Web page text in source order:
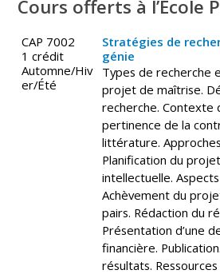
Cours offerts à l’École
CAP 7002
1 crédit
Automne/Hiv
er/Été
Stratégies de
génie
Types de recherche
projet de maîtrise.
recherche.
pertinence de la
littérature.
Planification du
intellectuelle.
Achèvement du
pairs. Rédaction du
Présentation d’une
financière.
résultats.